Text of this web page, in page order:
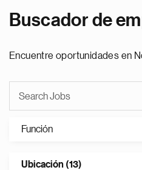
Buscador de
Encuentre oportunidades en
Función
Ubicación (13)